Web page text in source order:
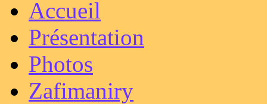
Accueil
Présentation
Photos
Zafimaniry